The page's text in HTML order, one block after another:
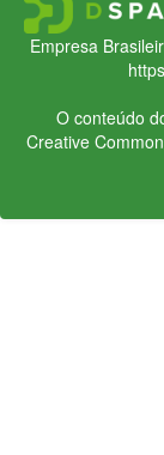
Empresa
O conteúdo
Creative